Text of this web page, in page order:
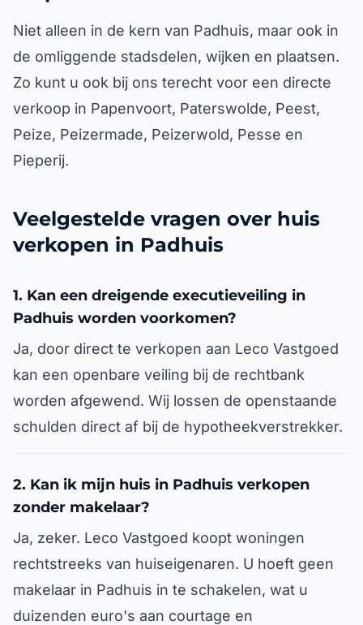
Niet alleen in de kern van Padhuis, maar ook in
de omliggende stadsdelen, wijken en plaatsen.
Zo kunt u ook bij ons terecht voor een directe
verkoop in Papenvoort, Paterswolde, Peest,
Peize, Peizermade, Peizerwold, Pesse en
Pieperij.
Veelgestelde vragen over huis
verkopen in Padhuis
1. Kan een dreigende executieveiling in
Padhuis worden voorkomen?
Ja, door direct te verkopen aan Leco Vastgoed
kan een openbare veiling bij de rechtbank
worden afgewend. Wij lossen de openstaande
schulden direct af bij de hypotheekverstrekker.
2. Kan ik mijn huis in Padhuis verkopen
zonder makelaar?
Ja, zeker. Leco Vastgoed koopt woningen
rechtstreeks van huiseigenaren. U hoeft geen
makelaar in Padhuis in te schakelen, wat u
duizenden euro's aan courtage en